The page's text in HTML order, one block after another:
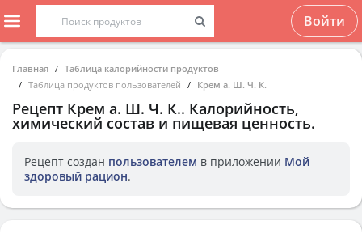
Войти
Главная
Таблица калорийности продуктов
Таблица продуктов пользователей
Крем а. Ш. Ч. К.
Рецепт Крем а. Ш. Ч. К.. Калорийность,
химический состав и пищевая ценность.
Рецепт создан пользователем в приложении Мой
здоровый рацион.